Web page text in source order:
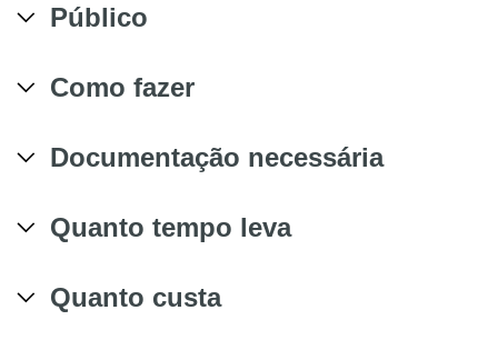
Público
Como fazer
Documentação necessária
Quanto tempo leva
Quanto custa